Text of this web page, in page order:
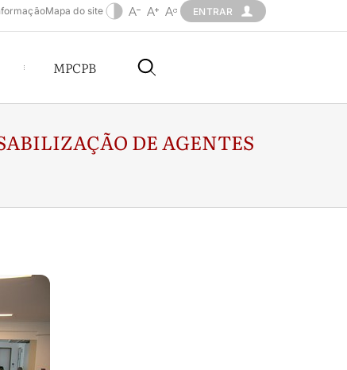
Mapa do site ENTRAR
MPCPB
DE AGENTES